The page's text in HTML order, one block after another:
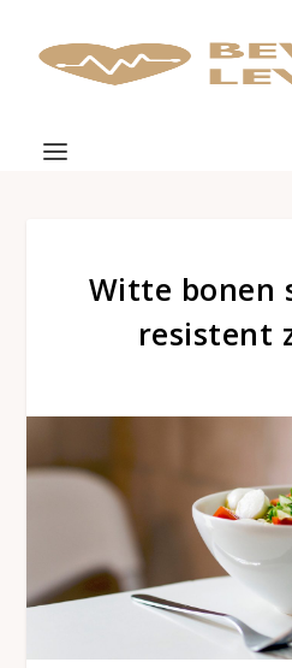
Witte bonen
resistent